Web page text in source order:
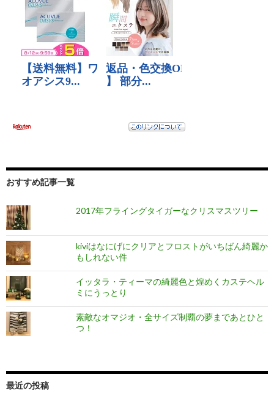
おすすめ記事一覧
2017年フライングタイガーなクリスマスツリー
kiviはなにげにクリアとフロストがいちばん綺麗か
もしれない件
イッタラ・ティーマの綺麗色と煌めくカステヘル
ミにうっとり
素敵なオマジオ・全サイズ制覇の夢まであとひと
つ！
最近の投稿